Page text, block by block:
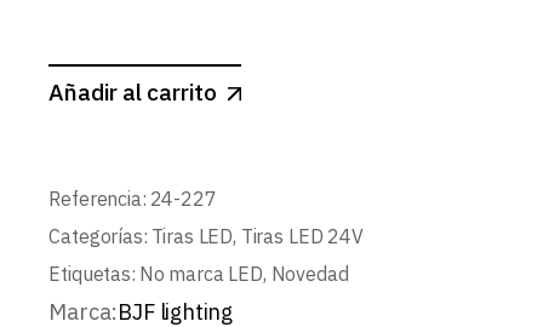
Añadir al carrito
Referencia: 24-227
Categorías: Tiras LED, Tiras LED 24V
Etiquetas: No marca LED, Novedad
Marca:BJF lighting